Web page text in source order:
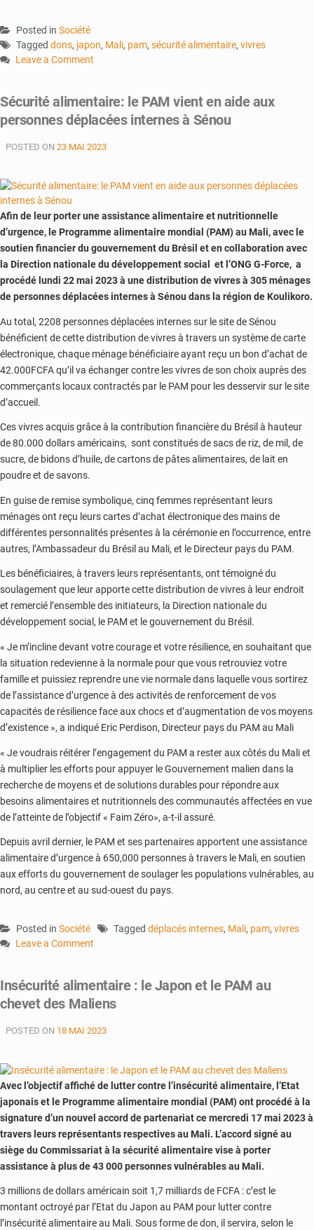
Posted in Société
Tagged dons, japon, Mali, pam, sécurité alimentaire, vivres
Leave a Comment
alimentaire
:
Japon
appui
Sécurité alimentaire: le PAM vient en aide aux
personnes déplacées internes à Sénou
POSTED ON 23 MAI 2023
Afin de leur porter une assistance alimentaire et nutritionnelle
d’urgence, le Programme alimentaire mondial (PAM) au Mali, avec le
soutien financier du gouvernement du Brésil et en collaboration avec
la Direction nationale du développement social et l’ONG G-Force, a
procédé lundi 22 mai 2023 à une distribution de vivres à 305 ménages
de personnes déplacées internes à Sénou dans la région de Koulikoro.
Au total, 2208 personnes déplacées internes sur le site de Sénou
bénéficient de cette distribution de vivres à travers un système de carte
électronique, chaque ménage bénéficiaire ayant reçu un bon d’achat de
42.000FCFA qu’il va échanger contre les vivres de son choix auprès des
commerçants locaux contractés par le PAM pour les desservir sur le site
d’accueil.
Ces vivres acquis grâce à la contribution financière du Brésil à hauteur
de 80.000 dollars américains, sont constitués de sacs de riz, de mil, de
sucre, de bidons d’huile, de cartons de pâtes alimentaires, de lait en
poudre et de savons.
En guise de remise symbolique, cinq femmes représentant leurs
ménages ont reçu leurs cartes d’achat électronique des mains de
différentes personnalités présentes à la cérémonie en l’occurrence, entre
autres, l’Ambassadeur du Brésil au Mali, et le Directeur pays du PAM.
Les bénéficiaires, à travers leurs représentants, ont témoigné du
soulagement que leur apporte cette distribution de vivres à leur endroit
et remercié l’ensemble des initiateurs, la Direction nationale du
développement social, le PAM et le gouvernement du Brésil.
« Je m’incline devant votre courage et votre résilience, en souhaitant que
la situation redevienne à la normale pour que vous retrouviez votre
famille et puissiez reprendre une vie normale dans laquelle vous sortirez
de l’assistance d’urgence à des activités de renforcement de vos
capacités de résilience face aux chocs et d’augmentation de vos moyens
d’existence », a indiqué Eric Perdison, Directeur pays du PAM au Mali
« Je voudrais réitérer l’engagement du PAM a rester aux côtés du Mali et
à multiplier les efforts pour appuyer le Gouvernement malien dans la
recherche de moyens et de solutions durables pour répondre aux
besoins alimentaires et nutritionnels des communautés affectées en vue
de l’atteinte de l’objectif « Faim Zéro», a-t-il assuré.
Depuis avril dernier, le PAM et ses partenaires apportent une assistance
alimentaire d’urgence à 650,000 personnes à travers le Mali, en soutien
aux efforts du gouvernement de soulager les populations vulnérables, au
nord, au centre et au sud-ouest du pays.
Posted in Société Tagged déplacés internes, Mali, pam, vivres
Leave a Comment
alimentaire:
le
vient
aux
personnes
déplacées
internes
à
Sénou
Insécurité alimentaire : le Japon et le PAM au
chevet des Maliens
POSTED ON 18 MAI 2023
Avec l’objectif affiché de lutter contre l’insécurité alimentaire, l’Etat
japonais et le Programme alimentaire mondial (PAM) ont procédé à la
signature d’un nouvel accord de partenariat ce mercredi 17 mai 2023 à
travers leurs représentants respectives au Mali. L’accord signé au
siège du Commissariat à la sécurité alimentaire vise à porter
assistance à plus de 43 000 personnes vulnérables au Mali.
3 millions de dollars américain soit 1,7 milliards de FCFA : c’est le
montant octroyé par l’Etat du Japon au PAM pour lutter contre
l’insécurité alimentaire au Mali. Sous forme de don, il servira, selon le